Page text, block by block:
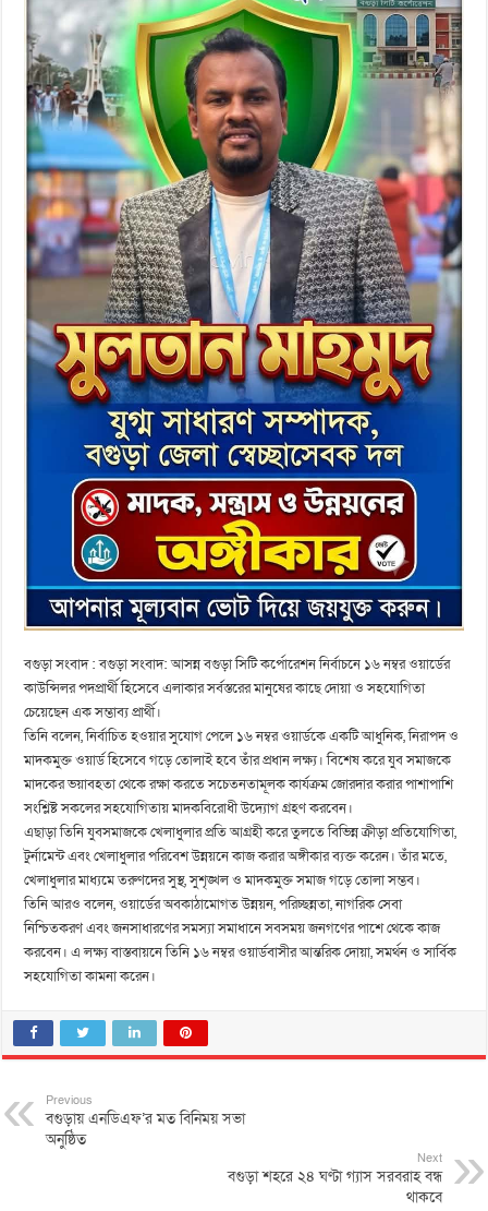
বগুড়া সংবাদ : বগুড়া সংবাদ: আসন্ন বগুড়া সিটি কর্পোরেশন নির্বাচনে ১৬ নম্বর ওয়ার্ডের
কাউন্সিলর পদপ্রার্থী হিসেবে এলাকার সর্বস্তরের মানুষের কাছে দোয়া ও সহযোগিতা
চেয়েছেন এক সম্ভাব্য প্রার্থী।
তিনি বলেন, নির্বাচিত হওয়ার সুযোগ পেলে ১৬ নম্বর ওয়ার্ডকে একটি আধুনিক, নিরাপদ ও
মাদকমুক্ত ওয়ার্ড হিসেবে গড়ে তোলাই হবে তাঁর প্রধান লক্ষ্য। বিশেষ করে যুব সমাজকে
মাদকের ভয়াবহতা থেকে রক্ষা করতে সচেতনতামূলক কার্যক্রম জোরদার করার পাশাপাশি
সংশ্লিষ্ট সকলের সহযোগিতায় মাদকবিরোধী উদ্যোগ গ্রহণ করবেন।
এছাড়া তিনি যুবসমাজকে খেলাধুলার প্রতি আগ্রহী করে তুলতে বিভিন্ন ক্রীড়া প্রতিযোগিতা,
টুর্নামেন্ট এবং খেলাধুলার পরিবেশ উন্নয়নে কাজ করার অঙ্গীকার ব্যক্ত করেন। তাঁর মতে,
খেলাধুলার মাধ্যমে তরুণদের সুস্থ, সুশৃঙ্খল ও মাদকমুক্ত সমাজ গড়ে তোলা সম্ভব।
তিনি আরও বলেন, ওয়ার্ডের অবকাঠামোগত উন্নয়ন, পরিচ্ছন্নতা, নাগরিক সেবা
নিশ্চিতকরণ এবং জনসাধারণের সমস্যা সমাধানে সবসময় জনগণের পাশে থেকে কাজ
করবেন। এ লক্ষ্য বাস্তবায়নে তিনি ১৬ নম্বর ওয়ার্ডবাসীর আন্তরিক দোয়া, সমর্থন ও সার্বিক
সহযোগিতা কামনা করেন।
Previous
বগুড়ায় এনডিএফ’র মত বিনিময় সভা
অনুষ্ঠিত
Next
বগুড়া শহরে ২৪ ঘণ্টা গ্যাস সরবরাহ বন্ধ
থাকবে